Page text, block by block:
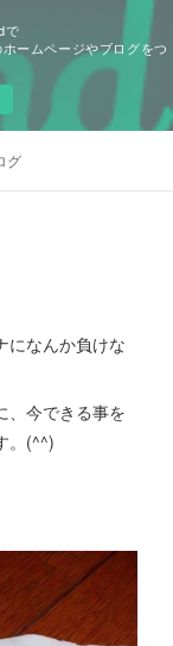
で
ームページやブログをつ
グ
になんか負けな
、今できる事を
。(^^)